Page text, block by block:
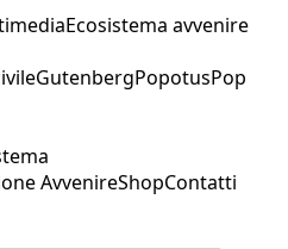
Ecosistema avvenire
GutenbergPopotusPop
AvvenireShopContatti